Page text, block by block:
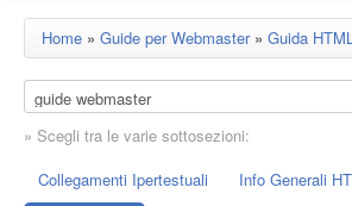
risorse
Home » Guide per Webmaster» Guida
» Scegli tra le varie sottosezioni:
Collegamenti Ipertestuali
Info Generali